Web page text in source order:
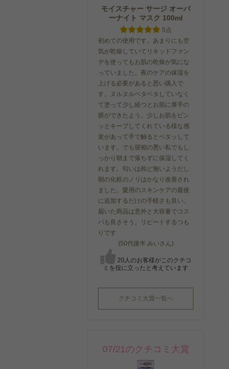
モイスチャー サージ オーバ
ーナイト マスク 100ml
5点
初めての使用です。あまりにも空
気が乾燥していてリキッドファン
デを使ってもお肌の乾燥が気にな
っていました。夜のケアの保湿を
上げる必要があると思い購入で
す。ヌルヌルベタベタしていなく
て塗って少し経つとお肌に厚手の
膜ができたよう。少しお肌をピン
ッとキープしてくれている様な感
覚があって手で触るとペタッして
います。でも寝相の悪い私でもし
っかり朝まで落ちずに保湿してく
れます。匂いは殆ど無いようだし
朝の化粧のノリはかなり改善され
ました。愛用のスキンケアの最後
に追加するだけの手軽さも良い。
届いた商品は意外と大容量でコス
パも良さそう。リピートするつも
りです
(50代後半 みいさん)
20人のお客様がこのクチコ
ミを役に立ったと考えています
クチコミ大賞一覧へ
07/21のクチコミ大賞